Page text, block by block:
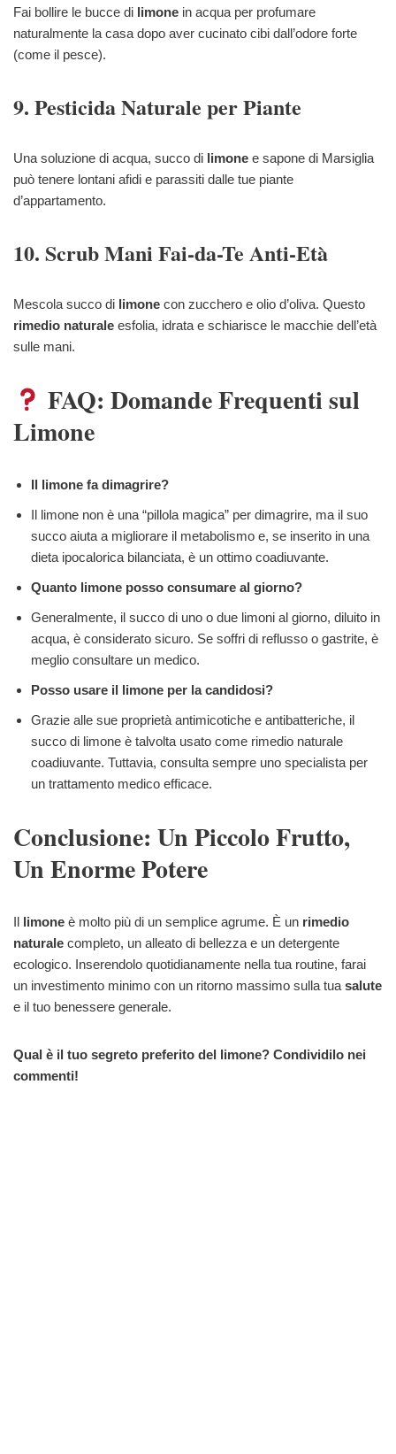
Fai bollire le bucce di limone in acqua per profumare
naturalmente la casa dopo aver cucinato cibi dall’odore forte
(come il pesce).
9. Pesticida Naturale per Piante
Una soluzione di acqua, succo di limone e sapone di Marsiglia
può tenere lontani afidi e parassiti dalle tue piante
d’appartamento.
10. Scrub Mani Fai-da-Te Anti-Età
Mescola succo di limone con zucchero e olio d’oliva. Questo
rimedio naturale esfolia, idrata e schiarisce le macchie dell’età
sulle mani.
FAQ: Domande Frequenti sul
Limone
Il limone fa dimagrire?
Il limone non è una “pillola magica” per dimagrire, ma il suo
succo aiuta a migliorare il metabolismo e, se inserito in una
dieta ipocalorica bilanciata, è un ottimo coadiuvante.
Quanto limone posso consumare al giorno?
Generalmente, il succo di uno o due limoni al giorno, diluito in
acqua, è considerato sicuro. Se soffri di reflusso o gastrite, è
meglio consultare un medico.
Posso usare il limone per la candidosi?
Grazie alle sue proprietà antimicotiche e antibatteriche, il
succo di limone è talvolta usato come rimedio naturale
coadiuvante. Tuttavia, consulta sempre uno specialista per
un trattamento medico efficace.
Conclusione: Un Piccolo Frutto,
Un Enorme Potere
Il limone è molto più di un semplice agrume. È un rimedio
naturale completo, un alleato di bellezza e un detergente
ecologico. Inserendolo quotidianamente nella tua routine, farai
un investimento minimo con un ritorno massimo sulla tua salute
e il tuo benessere generale.
Qual è il tuo segreto preferito del limone? Condividilo nei
commenti!